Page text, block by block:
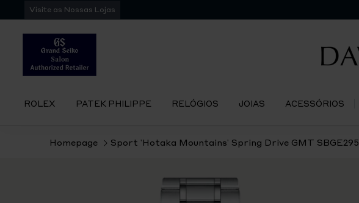
para
navegação
Visite as Nossas Lojas
ROLEX PATEK PHILIPPE RELÓGIOS JOIAS ACESSÓRIOS
Homepage Sport 'Hotaka Mountains' Spring Drive GMT SBGE295